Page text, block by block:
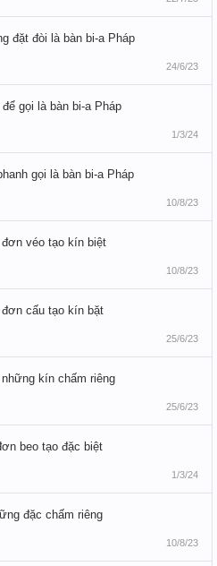
đặt đòi là bàn bi-a Pháp
24/6/23
gọi là bàn bi-a Pháp
1/3/24
gọi là bàn bi-a Pháp
10/8/23
đơn véo tạo kín biệt
10/8/23
đơn cấu tạo kín bặt
25/6/23
kín chấm riêng
25/6/23
beo tạo đặc biệt
1/3/24
đặc chấm riêng
10/8/23